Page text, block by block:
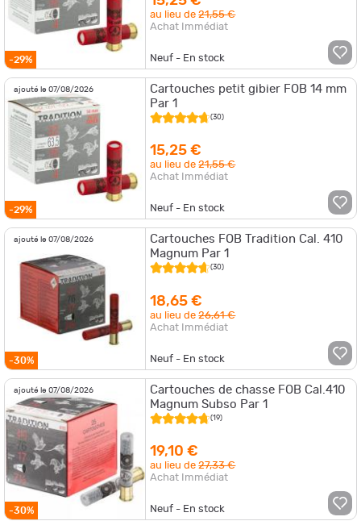
-29%
au lieu de21,55 €
Achat Immédiat
Neuf - En stock
ajouté le 07/08/2026
-29%
Cartouches petit gibier FOB 14 mm
Par 1
(30)
15,25 €
au lieu de21,55 €
Achat Immédiat
Neuf - En stock
ajouté le 07/08/2026
-30%
Cartouches FOB Tradition Cal. 410
Magnum Par 1
(30)
18,65 €
au lieu de26,61 €
Achat Immédiat
Neuf - En stock
ajouté le 07/08/2026
-30%
Cartouches de chasse FOB Cal.410
Magnum Subso Par 1
(19)
19,10 €
au lieu de27,33 €
Achat Immédiat
Neuf - En stock